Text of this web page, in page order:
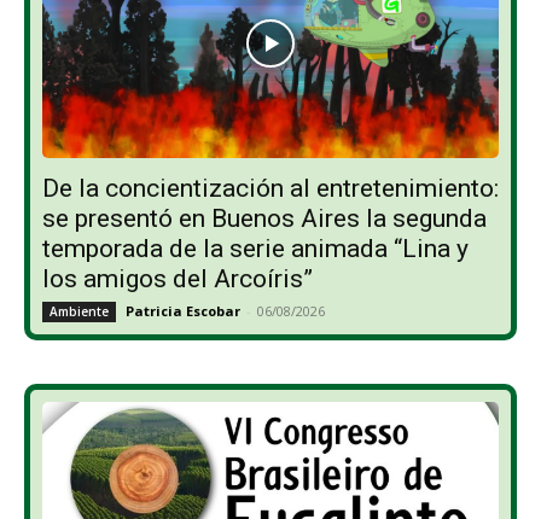
De la concientización al entretenimiento:
se presentó en Buenos Aires la segunda
temporada de la serie animada “Lina y
los amigos del Arcoíris”
Ambiente Patricia Escobar - 06/08/2026